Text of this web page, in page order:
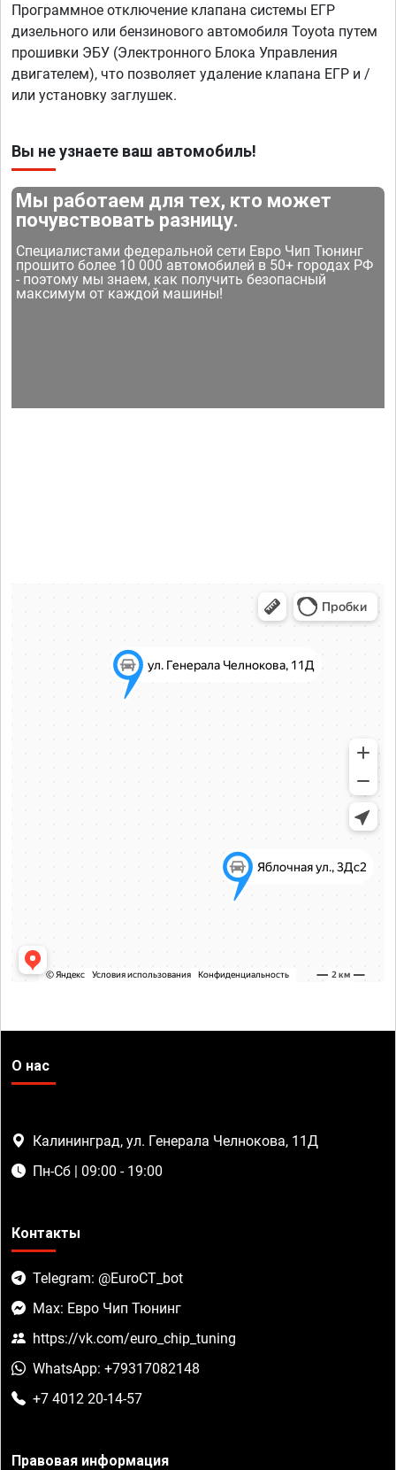
Программное отключение клапана системы ЕГР
дизельного или бензинового автомобиля Toyota путем
прошивки ЭБУ (Электронного Блока Управления
двигателем), что позволяет удаление клапана ЕГР и /
или установку заглушек.
Вы не узнаете ваш автомобиль!
Мы работаем для тех, кто может
почувствовать разницу.
Специалистами федеральной сети Евро Чип Тюнинг
прошито более 10 000 автомобилей в 50+ городах РФ
- поэтому мы знаем, как получить безопасный
максимум от каждой машины!
О нас
Калининград, ул. Генерала Челнокова, 11Д
Пн-Сб | 09:00 - 19:00
Контакты
Telegram: @EuroCT_bot
Max: Евро Чип Тюнинг
https://vk.com/euro_chip_tuning
WhatsApp: +79317082148
+7 4012 20-14-57
Правовая информация